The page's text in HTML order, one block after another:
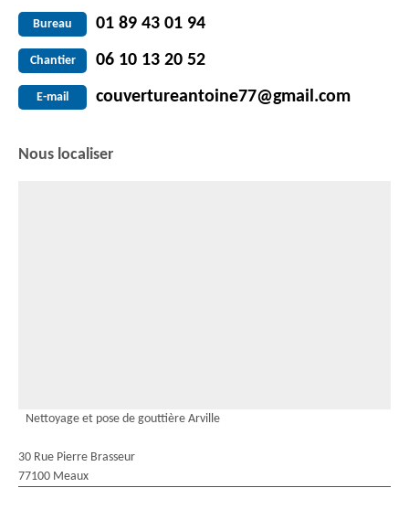
Bureau 01 89 43 01 94
Chantier 06 10 13 20 52
E-mail couvertureantoine77@gmail.com
Nous localiser
Nettoyage et pose de gouttière Arville
30 Rue Pierre Brasseur
77100 Meaux